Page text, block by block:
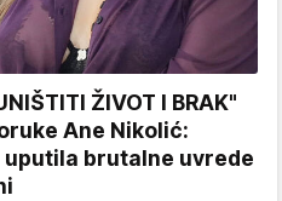
ŽIVOT I BRAK"
Ane Nikolić:
brutalne uvrede